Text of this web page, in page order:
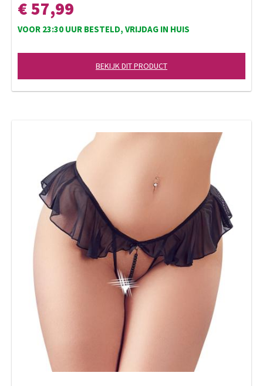
€ 57,99
VOOR 23:30 UUR BESTELD, VRIJDAG IN HUIS
BEKIJK DIT PRODUCT